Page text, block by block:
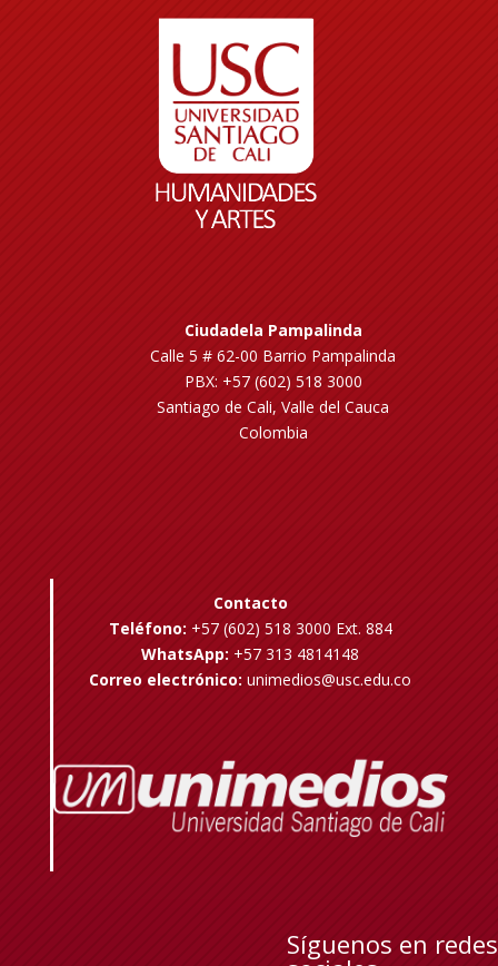
Ciudadela Pampalinda
Calle 5 # 62-00 Barrio Pampalinda
PBX: +57 (602) 518 3000
Santiago de Cali, Valle del Cauca
Colombia
Contacto
Teléfono: +57 (602) 518 3000 Ext. 884
WhatsApp: +57 313 4814148
Correo electrónico: unimedios@usc.edu.co
Síguenos en redes